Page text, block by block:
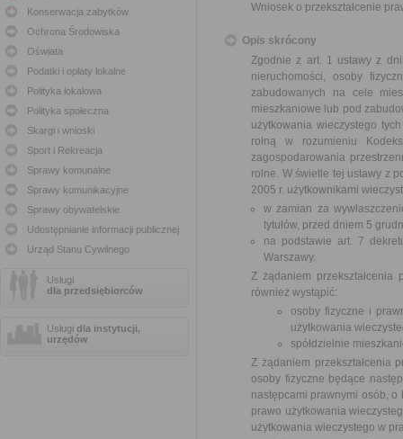
Konserwacja zabytków
Ochrona Środowiska
Oświata
Podatki i opłaty lokalne
Polityka lokalowa
Polityka społeczna
Skargi i wnioski
Sport i Rekreacja
Sprawy komunalne
Sprawy komunikacyjne
Sprawy obywatelskie
Udostępnianie informacji publicznej
Urząd Stanu Cywilnego
Usługi
dla przedsiębiorców
Usługi dla instytucji,
urzędów
Wniosek o przekształcenie
Opis skrócony
Zgodnie z art. 1 ustawy z
nieruchomości, osoby
zabudowanych na cele
mieszkaniowe lub pod
użytkowania wieczystego
rolną w rozumieniu
zagospodarowania
rolne. W świetle tej ustawy z
2005 r. użytkownikami
w zamian za
tytułów, przed dniem 5
na podstawie art. 7
Warszawy.
Z żądaniem przekształcenia
również wystąpić:
osoby fizyczne i
użytkowania
spółdzielnie
Z żądaniem przekształcenia
osoby fizyczne będące
następcami prawnymi osób,
prawo użytkowania
użytkowania wieczystego w